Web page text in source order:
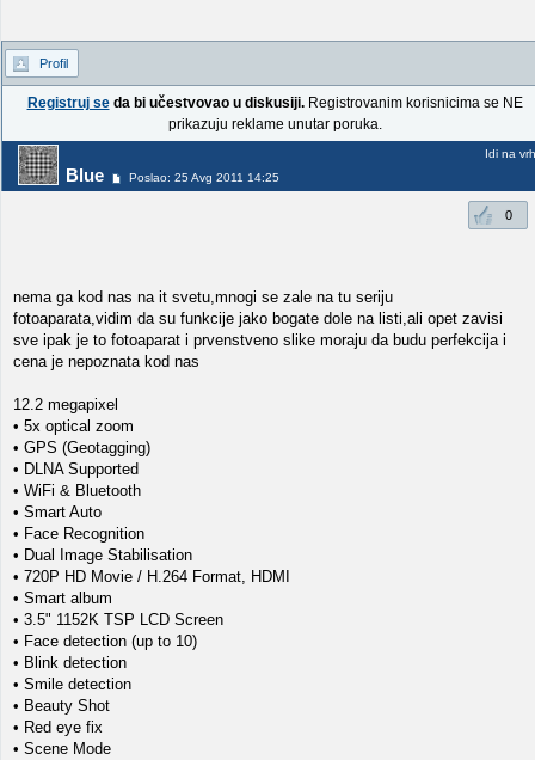
Profil
Registruj seda bi učestvovao u diskusiji.Registrovanim korisnicima se NE
prikazuju reklame unutar poruka.
Blue Poslao: 25 Avg 2011 14:25
Idi na vrh
0
nema ga kod nas na it svetu,mnogi se zale na tu seriju
fotoaparata,vidim da su funkcije jako bogate dole na listi,ali opet zavisi
sve ipak je to fotoaparat i prvenstveno slike moraju da budu perfekcija i
cena je nepoznata kod nas
12.2 megapixel
• 5x optical zoom
• GPS (Geotagging)
• DLNA Supported
• WiFi & Bluetooth
• Smart Auto
• Face Recognition
• Dual Image Stabilisation
• 720P HD Movie / H.264 Format, HDMI
• Smart album
• 3.5" 1152K TSP LCD Screen
• Face detection (up to 10)
• Blink detection
• Smile detection
• Beauty Shot
• Red eye fix
• Scene Mode